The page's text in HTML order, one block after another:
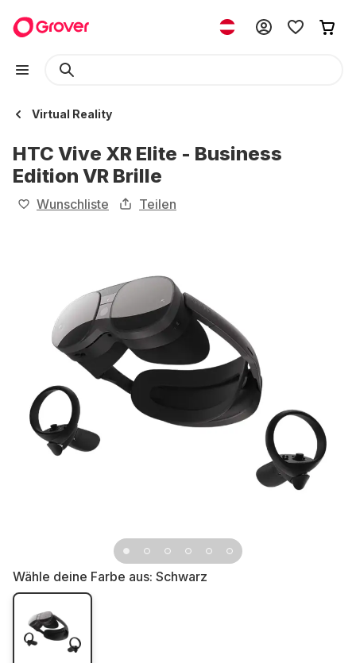
Virtual Reality
HTC Vive XR Elite - Business
Edition VR Brille
Wunschliste Teilen
Wähle deine Farbe aus: Schwarz